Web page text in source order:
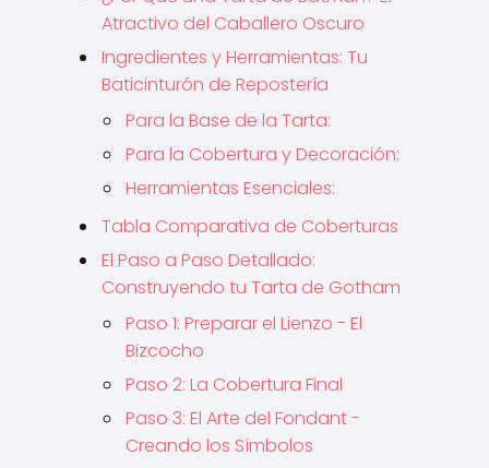
Atractivo del Caballero Oscuro
Ingredientes y Herramientas: Tu
Baticinturón de Repostería
Para la Base de la Tarta:
Para la Cobertura y Decoración:
Herramientas Esenciales:
Tabla Comparativa de Coberturas
El Paso a Paso Detallado:
Construyendo tu Tarta de Gotham
Paso 1: Preparar el Lienzo - El
Bizcocho
Paso 2: La Cobertura Final
Paso 3: El Arte del Fondant -
Creando los Símbolos